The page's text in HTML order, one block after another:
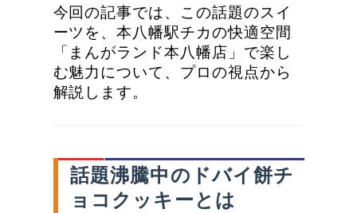
今回の記事では、この話題のスイ
ーツを、本八幡駅チカの快適空間
「まんがランド本八幡店」で楽し
む魅力について、プロの視点から
解説します。
話題沸騰中のドバイ餅チ
ョコクッキーとは